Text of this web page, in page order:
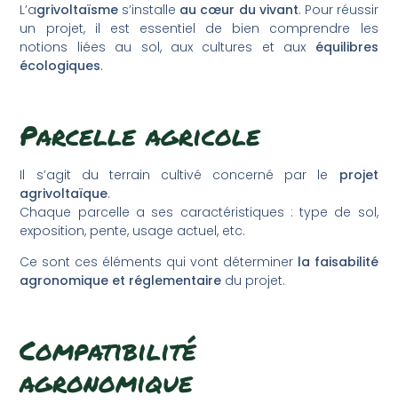
L’agrivoltaïsme s’installe au cœur du vivant. Pour réussir
un projet, il est essentiel de bien comprendre les
notions liées au sol, aux cultures et aux équilibres
écologiques.
Parcelle agricole
Il s’agit du terrain cultivé concerné par le projet
agrivoltaïque.
Chaque parcelle a ses caractéristiques : type de sol,
exposition, pente, usage actuel, etc.
Ce sont ces éléments qui vont déterminer la faisabilité
agronomique et réglementaire du projet.
Compatibilité
agronomique